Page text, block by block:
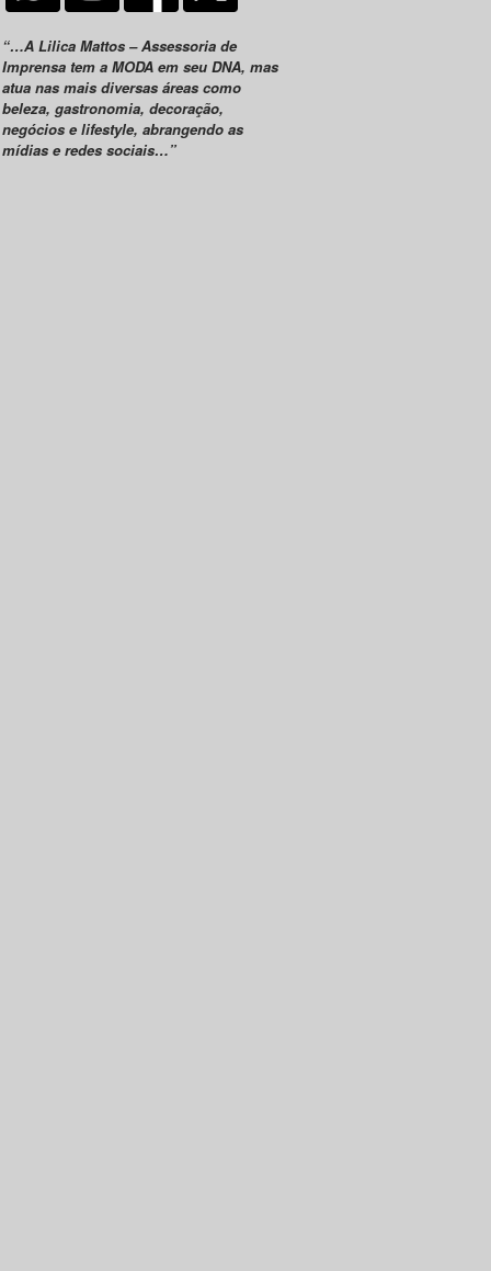
“…A Lilica Mattos – Assessoria de
Imprensa tem a MODA em seu DNA, mas
atua nas mais diversas áreas como
beleza, gastronomia, decoração,
negócios e lifestyle, abrangendo as
mídias e redes sociais…”